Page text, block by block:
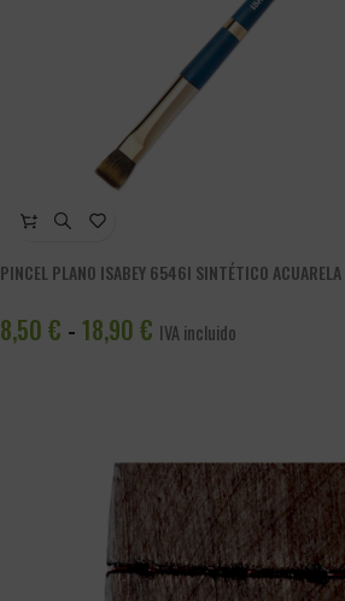
PINCEL PLANO ISABEY 6546I SINTÉTICO ACUARELA
8,50 € - 18,90 € IVA incluido